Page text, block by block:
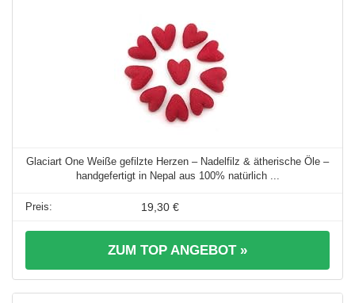
Glaciart One Weiße gefilzte Herzen – Nadelfilz & ätherische Öle –
handgefertigt in Nepal aus 100% natürlich ...
19,30 €
ZUM TOP ANGEBOT »